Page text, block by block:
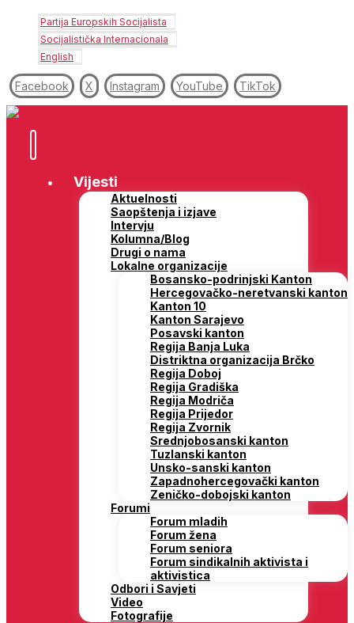
Partija Europskih Socijalista
Socijalistička Internacionala
English
Facebook X Instagram YouTube TikTok
Vijesti
Aktuelnosti
Saopštenja i izjave
Intervju
Kolumna/Blog
Drugi o nama
Lokalne organizacije
Bosansko-podrinjski Kanton
Hercegovačko-neretvanski kanton
Kanton 10
Kanton Sarajevo
Posavski kanton
Regija Banja Luka
Distriktna organizacija Brčko
Regija Doboj
Regija Gradiška
Regija Modriča
Regija Prijedor
Regija Zvornik
Srednjobosanski kanton
Tuzlanski kanton
Unsko-sanski kanton
Zapadnohercegovački kanton
Zeničko-dobojski kanton
Forumi
Forum mladih
Forum žena
Forum seniora
Forum sindikalnih aktivista i
aktivistica
Odbori i Savjeti
Video
Fotografije